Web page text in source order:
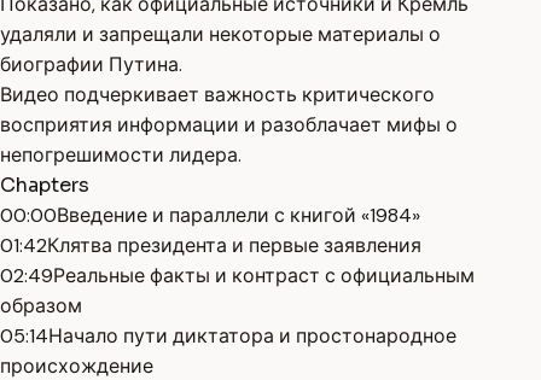
удаляли и запрещали некоторые материалы о
биографии Путина.
Видео подчеркивает важность критического
восприятия информации и разоблачает мифы о
непогрешимости лидера.
Chapters
00:00Введение и параллели с книгой «1984»
01:42Клятва президента и первые заявления
02:49Реальные факты и контраст с официальным
образом
05:14Начало пути диктатора и простонародное
происхождение